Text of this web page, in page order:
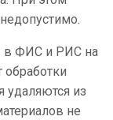
в ФИС и РИС на
обработки
удаляются из
не